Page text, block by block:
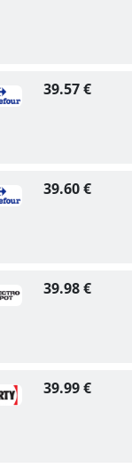
39.57 €
39.60 €
39.98 €
39.99 €